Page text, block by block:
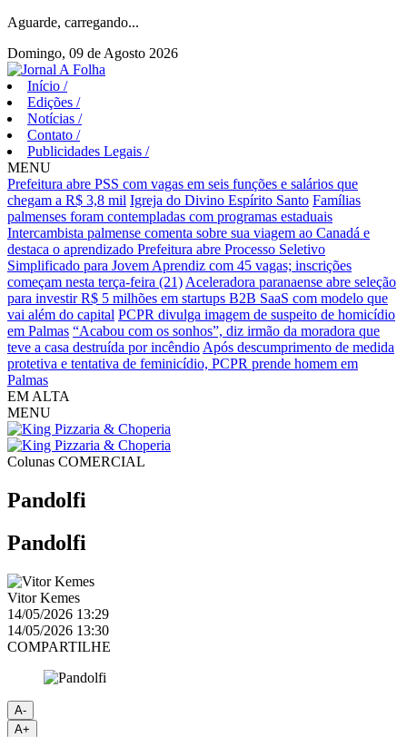
Aguarde, carregando...
Domingo, 09 de Agosto 2026
Início /
Edições /
Notícias /
Contato /
Publicidades Legais /
MENU
Prefeitura abre PSS com vagas em seis funções e salários que
chegam a R$ 3,8 mil Igreja do Divino Espírito Santo Famílias
palmenses foram contempladas com programas estaduais
Intercambista palmense comenta sobre sua viagem ao Canadá e
destaca o aprendizado Prefeitura abre Processo Seletivo
Simplificado para Jovem Aprendiz com 45 vagas; inscrições
começam nesta terça-feira (21) Aceleradora paranaense abre seleção
para investir R$ 5 milhões em startups B2B SaaS com modelo que
vai além do capital PCPR divulga imagem de suspeito de homicídio
em Palmas “Acabou com os sonhos”, diz irmão da moradora que
teve a casa destruída por incêndio Após descumprimento de medida
protetiva e tentativa de feminicídio, PCPR prende homem em
Palmas
EM ALTA
MENU
Colunas COMERCIAL
Pandolfi
Pandolfi
Vitor Kemes
14/05/2026 13:29
14/05/2026 13:30
COMPARTILHE
A-
A+